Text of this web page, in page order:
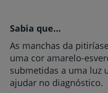
Sabia que…
As manchas da
uma cor amarelo-
submetidas a uma luz
ajudar no diagnóstico.